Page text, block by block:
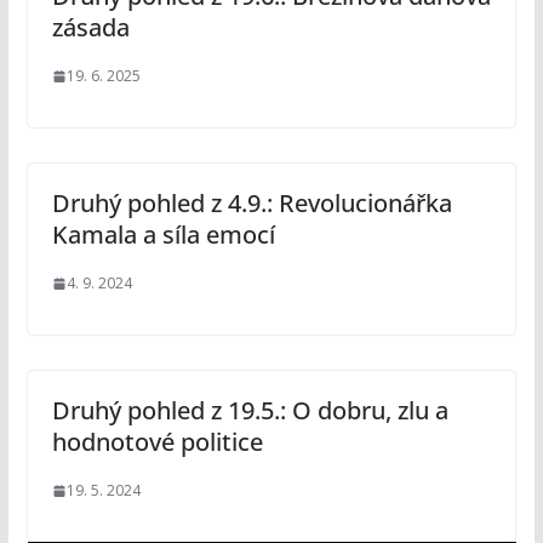
zásada
19. 6. 2025
Druhý pohled z 4.9.: Revolucionářka
Kamala a síla emocí
4. 9. 2024
Druhý pohled z 19.5.: O dobru, zlu a
hodnotové politice
19. 5. 2024